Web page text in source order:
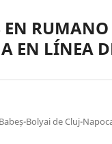
EN LÍNEA
Bolyai de Cluj-